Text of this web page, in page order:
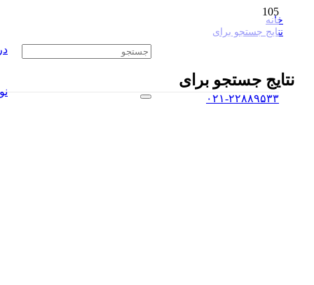
۰۲۱-۲۲۸۸۹۵۳۳
جستجو برای
جستجو برای